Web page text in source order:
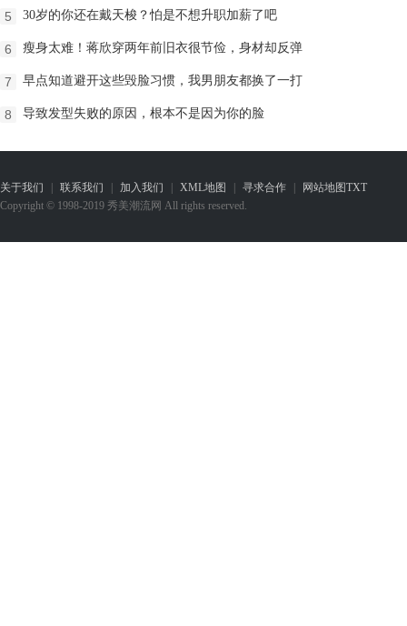
5 30岁的你还在戴天梭？怕是不想升职加薪了吧
6 瘦身太难！蒋欣穿两年前旧衣很节俭，身材却反弹
7 早点知道避开这些毁脸习惯，我男朋友都换了一打
8 导致发型失败的原因，根本不是因为你的脸
关于我们 联系我们 加入我们 XML地图 寻求合作 网站地图TXT
Copyright © 1998-2019 秀美潮流网 All rights reserved.